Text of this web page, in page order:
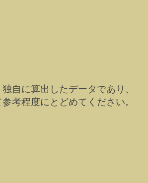
自に算出したデータであり、
考程度にとどめてください。